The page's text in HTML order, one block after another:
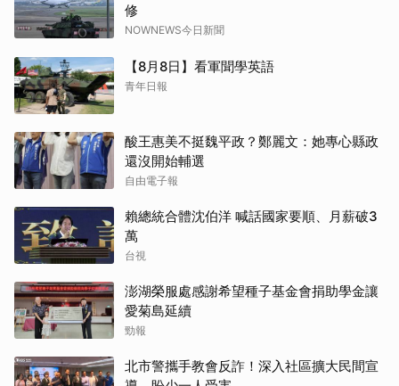
修
NOWNEWS今日新聞
【8月8日】看軍聞學英語
青年日報
酸王惠美不挺魏平政？鄭麗文：她專心縣政
還沒開始輔選
自由電子報
賴總統合體沈伯洋 喊話國家要順、月薪破3
萬
台視
澎湖榮服處感謝希望種子基金會捐助學金讓
愛菊島延續
勁報
北市警攜手教會反詐！深入社區擴大民間宣